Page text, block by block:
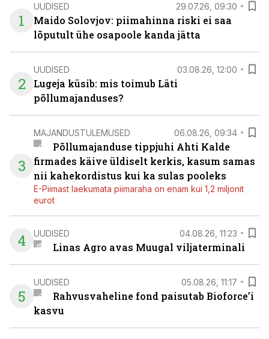
1
UUDISED 29.07.26, 09:30
Maido Solovjov: piimahinna riski ei saa
lõputult ühe osapoole kanda jätta
2
UUDISED 03.08.26, 12:00
Lugeja küsib: mis toimub Läti
põllumajanduses?
3
MAJANDUSTULEMUSED 06.08.26, 09:34
Põllumajanduse tippjuhi Ahti Kalde
firmades käive üldiselt kerkis, kasum samas
nii kahekordistus kui ka sulas pooleks
E-Piimast laekumata piimaraha on enam kui 1,2 miljonit
eurot
4 UUDISED 04.08.26, 11:23
Linas Agro avas Muugal viljaterminali
5
UUDISED 05.08.26, 11:17
Rahvusvaheline fond paisutab Bioforce’i
kasvu